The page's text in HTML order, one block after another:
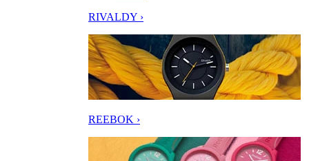
RIVALDY ›
REEBOK ›